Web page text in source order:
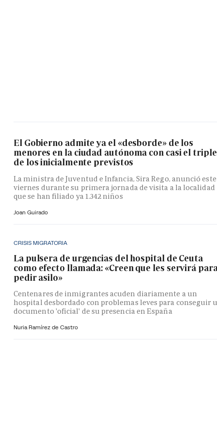
El Gobierno admite ya el «desborde» de los
menores en la ciudad autónoma con casi el triple
de los inicialmente previstos
La ministra de Juventud e Infancia, Sira Rego, anunció este
viernes durante su primera jornada de visita a la localidad
que se han filiado ya 1.342 niños
Joan Guirado
CRISIS MIGRATORIA
La pulsera de urgencias del hospital de Ceuta
como efecto llamada: «Creen que les servirá
pedir asilo»
Centenares de inmigrantes acuden diariamente a un
hospital desbordado con problemas leves para conseguir
documento 'oficial' de su presencia en España
Nuria Ramírez de Castro